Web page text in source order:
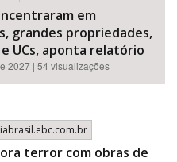
em
grandes propriedades,
UCs, aponta relatório
2027 | 54 visualizações
terror com obras de